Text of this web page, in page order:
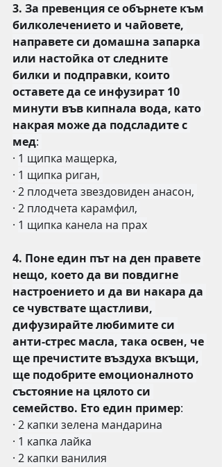
3. За превенция се обърнете към
билколечението и чайовете,
направете си домашна запарка
или настойка от следните
билки и подправки, които
оставете да се инфузират 10
минути във кипнала вода, като
накрая може да подсладите с
мед:
· 1 щипка мащерка,
· 1 щипка риган,
· 2 плодчета звездовиден анасон,
· 2 плодчета карамфил,
· 1 щипка канела на прах
4. Поне един път на ден правете
нещо, което да ви повдигне
настроението и да ви накара да
се чувствате щастливи,
дифузирайте любимите си
анти-стрес масла, така освен, че
ще пречистите въздуха вкъщи,
ще подобрите емоционалното
състояние на цялото си
семейство. Ето един пример:
· 2 капки зелена мандарина
· 1 капка лайка
· 2 капки ванилия